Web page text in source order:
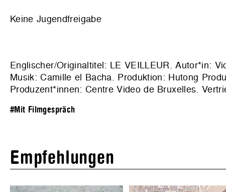
Keine Jugendfreigabe
Englischer/Originaltitel: LE VEILLEUR. Autor*in:
Musik: Camille el Bacha. Produktion: Hutong
Produzent*innen: Centre Video de Bruxelles.
#Mit Filmgespräch
Empfehlungen